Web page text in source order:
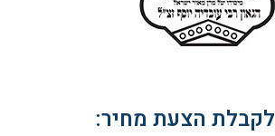
לקבלת הצעת מחיר: